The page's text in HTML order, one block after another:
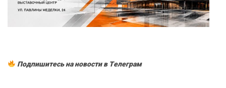
Подпишитесь на новости в Tелеграм